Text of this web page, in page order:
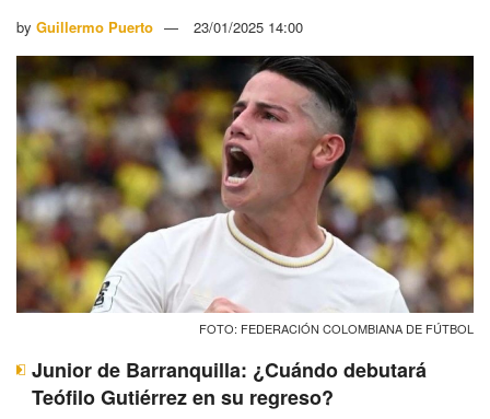
by Guillermo Puerto 23/01/2025 14:00
FOTO: FEDERACIÓN COLOMBIANA DE FÚTBOL
Junior de Barranquilla: ¿Cuándo debutará
Teófilo Gutiérrez en su regreso?